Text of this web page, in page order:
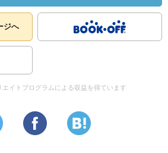
ジへ
イトプログラムによる収益を得ています